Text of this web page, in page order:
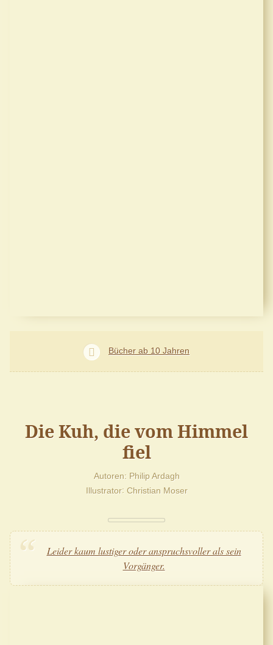
Bücher ab 10 Jahren
Die Kuh, die vom Himmel
fiel
Autoren Philip Ardagh
Illustrator Christian Moser
Leider kaum lustiger oder anspruchsvoller als sein
Vorgänger.